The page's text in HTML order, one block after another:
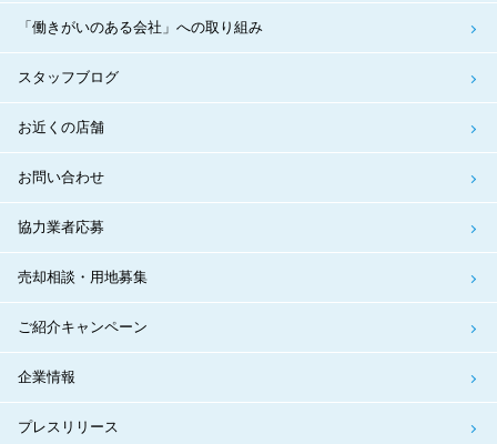
「働きがいのある会社」への取り組み
スタッフブログ
お近くの店舗
お問い合わせ
協力業者応募
売却相談・用地募集
ご紹介キャンペーン
企業情報
プレスリリース